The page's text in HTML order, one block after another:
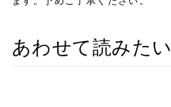
あわせて読みたい